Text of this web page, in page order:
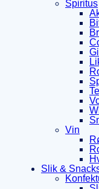
Spiritus
Vin
Slik &